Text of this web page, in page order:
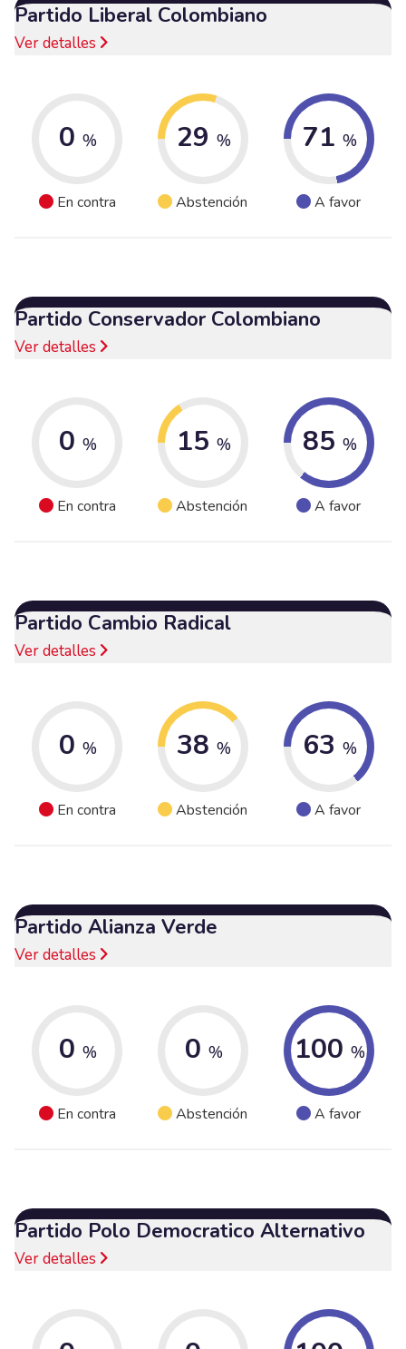
Partido Liberal Colombiano
Ver detalles
0 %
En contra
29 %
Abstención
71 %
A favor
Partido Conservador Colombiano
Ver detalles
0 %
En contra
15 %
Abstención
85 %
A favor
Partido Cambio Radical
Ver detalles
0 %
En contra
38 %
Abstención
63 %
A favor
Partido Alianza Verde
Ver detalles
0 %
En contra
0 %
Abstención
100 %
A favor
Partido Polo Democratico Alternativo
Ver detalles